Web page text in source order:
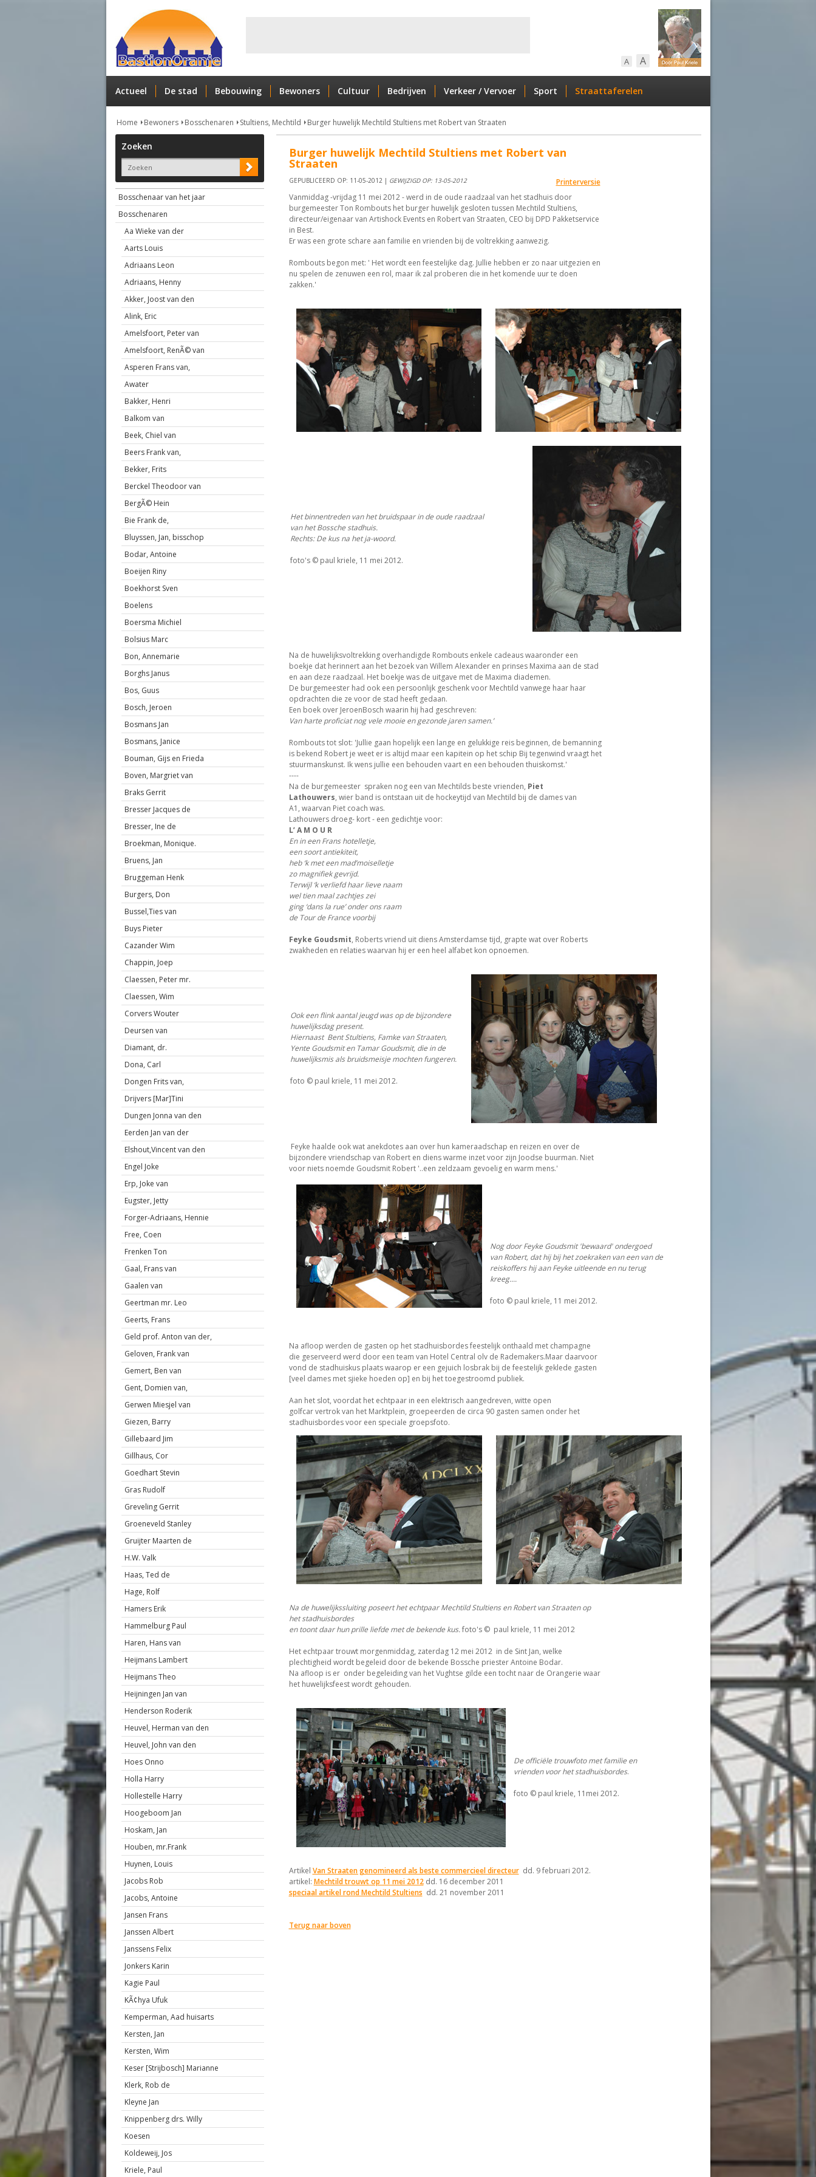
A A
Actueel De stad Bebouwing Bewoners Cultuur Bedrijven Verkeer / Vervoer Sport Straattaferelen
Home Bewoners Bosschenaren Stultiens, Mechtild Burger huwelijk Mechtild Stultiens met Robert van Straaten
Zoeken
Bosschenaar van het jaar
Bosschenaren
Aa Wieke van der
Aarts Louis
Adriaans Leon
Adriaans, Henny
Akker, Joost van den
Alink, Eric
Amelsfoort, Peter van
Amelsfoort, RenÃ© van
Asperen Frans van,
Awater
Bakker, Henri
Balkom van
Beek, Chiel van
Beers Frank van,
Bekker, Frits
Berckel Theodoor van
BergÃ© Hein
Bie Frank de,
Bluyssen, Jan, bisschop
Bodar, Antoine
Boeijen Riny
Boekhorst Sven
Boelens
Boersma Michiel
Bolsius Marc
Bon, Annemarie
Borghs Janus
Bos, Guus
Bosch, Jeroen
Bosmans Jan
Bosmans, Janice
Bouman, Gijs en Frieda
Boven, Margriet van
Braks Gerrit
Bresser Jacques de
Bresser, Ine de
Broekman, Monique.
Bruens, Jan
Bruggeman Henk
Burgers, Don
Bussel,Ties van
Buys Pieter
Cazander Wim
Chappin, Joep
Claessen, Peter mr.
Claessen, Wim
Corvers Wouter
Deursen van
Diamant, dr.
Dona, Carl
Dongen Frits van,
Drijvers [Mar]Tini
Dungen Jonna van den
Eerden Jan van der
Elshout,Vincent van den
Engel Joke
Erp, Joke van
Eugster, Jetty
Forger-Adriaans, Hennie
Free, Coen
Frenken Ton
Gaal, Frans van
Gaalen van
Geertman mr. Leo
Geerts, Frans
Geld prof. Anton van der,
Geloven, Frank van
Gemert, Ben van
Gent, Domien van,
Gerwen Miesjel van
Giezen, Barry
Gillebaard Jim
Gillhaus, Cor
Goedhart Stevin
Gras Rudolf
Greveling Gerrit
Groeneveld Stanley
Gruijter Maarten de
H.W. Valk
Haas, Ted de
Hage, Rolf
Hamers Erik
Hammelburg Paul
Haren, Hans van
Heijmans Lambert
Heijmans Theo
Heijningen Jan van
Henderson Roderik
Heuvel, Herman van den
Heuvel, John van den
Hoes Onno
Holla Harry
Hollestelle Harry
Hoogeboom Jan
Hoskam, Jan
Houben, mr.Frank
Huynen, Louis
Jacobs Rob
Jacobs, Antoine
Jansen Frans
Janssen Albert
Janssens Felix
Jonkers Karin
Kagie Paul
KÃ¢hya Ufuk
Kemperman, Aad huisarts
Kersten, Jan
Kersten, Wim
Keser [Strijbosch] Marianne
Klerk, Rob de
Kleyne Jan
Knippenberg drs. Willy
Koesen
Koldeweij, Jos
Kriele, Paul
Burger huwelijk Mechtild Stultiens met Robert van
Straaten
Printerversie
GEPUBLICEERD OP: 11-05-2012 | GEWIJZIGD OP: 13-05-2012
Vanmiddag -vrijdag 11 mei 2012 - werd in de oude raadzaal van het stadhuis door
burgemeester Ton Rombouts het burger huwelijk gesloten tussen Mechtild Stultiens,
directeur/eigenaar van Artishock Events en Robert van Straaten, CEO bij DPD Pakketservice
in Best.
Er was een grote schare aan familie en vrienden bij de voltrekking aanwezig.
Rombouts begon met: ' Het wordt een feestelijke dag. Jullie hebben er zo naar uitgezien en
nu spelen de zenuwen een rol, maar ik zal proberen die in het komende uur te doen
zakken.'
Het binnentreden van het bruidspaar in de oude raadzaal
van het Bossche stadhuis.
Rechts: De kus na het ja-woord.
foto's © paul kriele, 11 mei 2012.
Na de huwelijksvoltrekking overhandigde Rombouts enkele cadeaus waaronder een
boekje dat herinnert aan het bezoek van Willem Alexander en prinses Maxima aan de stad
en aan deze raadzaal. Het boekje was de uitgave met de Maxima diademen.
De burgemeester had ook een persoonlijk geschenk voor Mechtild vanwege haar haar
opdrachten die ze voor de stad heeft gedaan.
Een boek over JeroenBosch waarin hij had geschreven:
Van harte proficiat nog vele mooie en gezonde jaren samen.’
Rombouts tot slot: 'Jullie gaan hopelijk een lange en gelukkige reis beginnen, de bemanning
is bekend Robert je weet er is altijd maar een kapitein op het schip Bij tegenwind vraagt het
stuurmanskunst. Ik wens jullie een behouden vaart en een behouden thuiskomst.'
----
Na de burgemeester spraken nog een van Mechtilds beste vrienden, Piet
Lathouwers, wier band is ontstaan uit de hockeytijd van Mechtild bij de dames van
A1, waarvan Piet coach was.
Lathouwers droeg- kort - een gedichtje voor:
L’ A M O U R
En in een Frans hotelletje,
een soort antiekiteit,
heb ‘k met een mad’moiselletje
zo magnifiek gevrijd.
Terwijl ‘k verliefd haar lieve naam
wel tien maal zachtjes zei
ging ‘dans la rue’ onder ons raam
de Tour de France voorbij
Feyke Goudsmit, Roberts vriend uit diens Amsterdamse tijd, grapte wat over Roberts
zwakheden en relaties waarvan hij er een heel alfabet kon opnoemen.
Ook een flink aantal jeugd was op de bijzondere
huwelijksdag present.
Hiernaast Bent Stultiens, Famke van Straaten,
Yente Goudsmit en Tamar Goudsmit, die in de
huwelijksmis als bruidsmeisje mochten fungeren.
foto © paul kriele, 11 mei 2012.
Feyke haalde ook wat anekdotes aan over hun kameraadschap en reizen en over de
bijzondere vriendschap van Robert en diens warme inzet voor zijn Joodse buurman. Niet
voor niets noemde Goudsmit Robert '..een zeldzaam gevoelig en warm mens.'
Nog door Feyke Goudsmit 'bewaard' ondergoed
van Robert, dat hij bij het zoekraken van een van de
reiskoffers hij aan Feyke uitleende en nu terug
kreeg....
foto © paul kriele, 11 mei 2012.
Na afloop werden de gasten op het stadhuisbordes feestelijk onthaald met champagne
die geserveerd werd door een team van Hotel Central olv de Rademakers.Maar daarvoor
vond de stadhuiskus plaats waarop er een gejuich losbrak bij de feestelijk geklede gasten
[veel dames met sjieke hoeden op] en bij het toegestroomd publiek.
Aan het slot, voordat het echtpaar in een elektrisch aangedreven, witte open
golfcar vertrok van het Marktplein, groepeerden de circa 90 gasten samen onder het
stadhuisbordes voor een speciale groepsfoto.
Na de huwelijkssluiting poseert het echtpaar Mechtild Stultiens en Robert van Straaten op
het stadhuisbordes
en toont daar hun prille liefde met de bekende kus.foto's © paul kriele, 11 mei 2012
Het echtpaar trouwt morgenmiddag, zaterdag 12 mei 2012 in de Sint Jan, welke
plechtigheid wordt begeleid door de bekende Bossche priester Antoine Bodar.
Na afloop is er onder begeleiding van het Vughtse gilde een tocht naar de Orangerie waar
het huwelijksfeest wordt gehouden.
De officiële trouwfoto met familie en
vrienden voor het stadhuisbordes.
foto © paul kriele, 11mei 2012.
Artikel Van Straaten genomineerd als beste commercieel directeurdd. 9 februari 2012.
artikel: Mechtild trouwt op 11 mei 2012dd. 16 december 2011
speciaal artikel rond Mechtild Stultiens dd. 21 november 2011
Terug naar boven